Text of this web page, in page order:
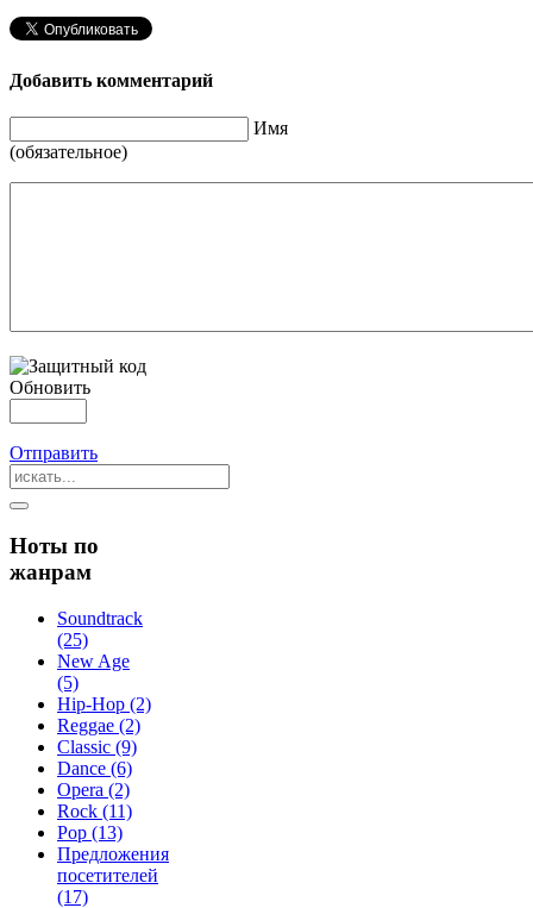
Добавить комментарий
Имя
(обязательное)
Обновить
Отправить
Ноты по
жанрам
Soundtrack
(25)
New Age
(5)
Hip-Hop (2)
Reggae (2)
Classic (9)
Dance (6)
Opera (2)
Rock (11)
Pop (13)
Предложения
посетителей
(17)